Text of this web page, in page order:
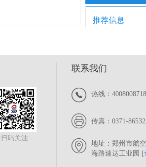
推荐信息
扫码关注
联系我们
 热线：4008008718
 传真：0371-

地址：郑州市航
海路速达工业园 [